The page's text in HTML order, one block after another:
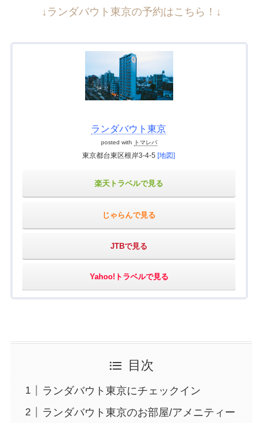
↓ランダバウト東京の予約はこちら！↓
ランダバウト東京
posted with トマレバ
東京都台東区根岸3-4-5 [地図]
楽天トラベルで見る
じゃらんで見る
JTBで見る
Yahoo!トラベルで見る
目次
ランダバウト東京にチェックイン
ランダバウト東京のお部屋/アメニティー